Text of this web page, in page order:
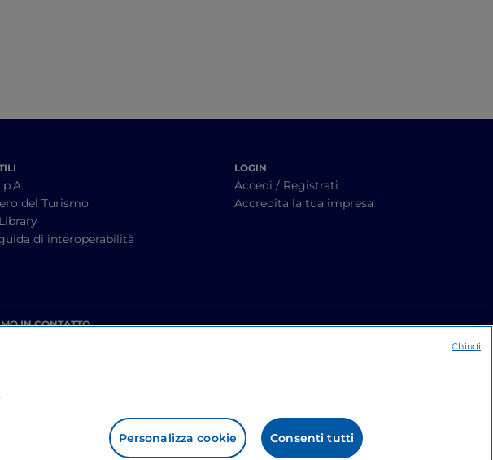
del Turismo
di interoperabilità
IN CONTATTO
LOGIN
Accedi / Registrati
Accredita la tua impresa
Personalizza cookie Consenti tutti
Chiudi